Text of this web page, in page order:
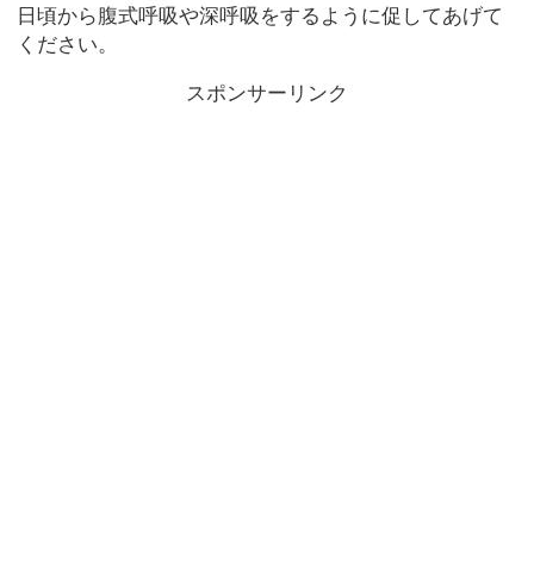
日頃から腹式呼吸や深呼吸をするように促してあげて
ください。
スポンサーリンク